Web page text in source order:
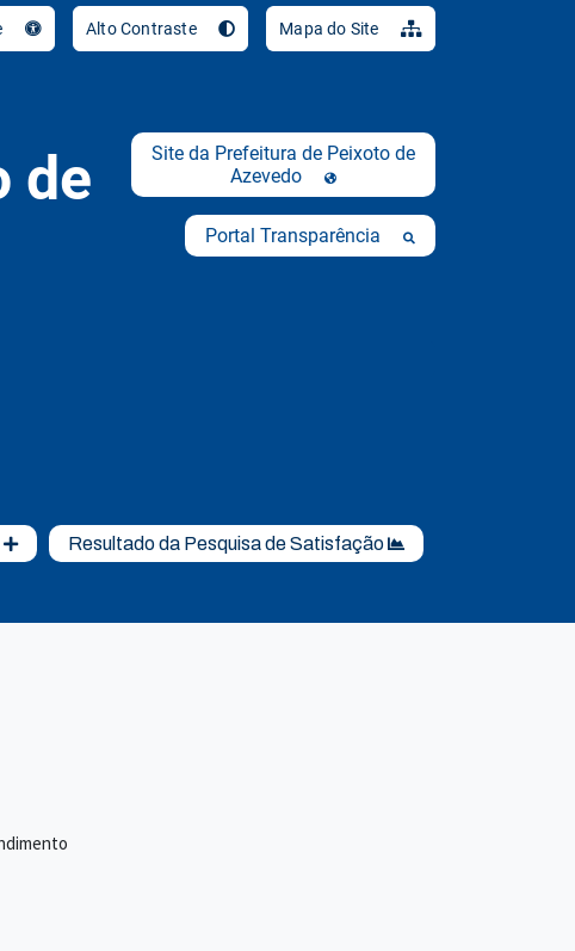
Alto Contraste Mapa do Site
de
Site da Prefeitura de Peixoto de
Azevedo
Portal Transparência
Resultado da Pesquisa de Satisfação